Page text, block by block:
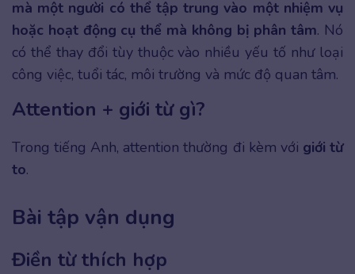
mà một người có thể tập trung vào một nhiệm vụ
hoặc hoạt động cụ thể mà không bị phân tâm. Nó
có thể thay đổi tùy thuộc vào nhiều yếu tố như loại
công việc, tuổi tác, môi trường và mức độ quan tâm.
Attention + giới từ gì?
Trong tiếng Anh, attention thường đi kèm với giới từ
to.
Bài tập vận dụng
Điền từ thích hợp